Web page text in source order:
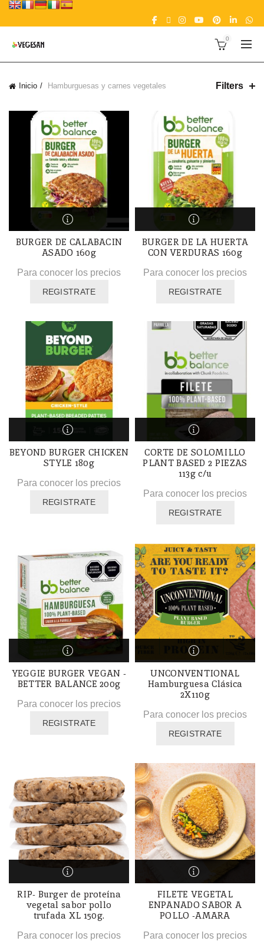
0
Inicio Hamburguesas y carnes vegetales Filters
BURGER DE CALABACIN
ASADO 160g
Para conocer los precios
REGISTRATE
BURGER DE LA HUERTA
CON VERDURAS 160g
Para conocer los precios
REGISTRATE
BEYOND BURGER CHICKEN
STYLE 180g
Para conocer los precios
REGISTRATE
CORTE DE SOLOMILLO
PLANT BASED 2 PIEZAS
113g c/u
Para conocer los precios
REGISTRATE
YEGGIE BURGER VEGAN -
BETTER BALANCE 200g
Para conocer los precios
REGISTRATE
UNCONVENTIONAL
Hamburguesa Clásica
2X110g
Para conocer los precios
REGISTRATE
RIP- Burger de proteína
vegetal sabor pollo
trufada XL 150g.
Para conocer los precios
FILETE VEGETAL
ENPANADO SABOR A
POLLO -AMARA
Para conocer los precios